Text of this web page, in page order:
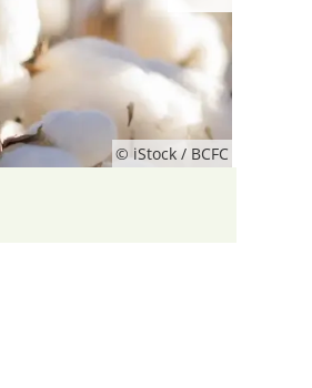
© iStock / BCFC